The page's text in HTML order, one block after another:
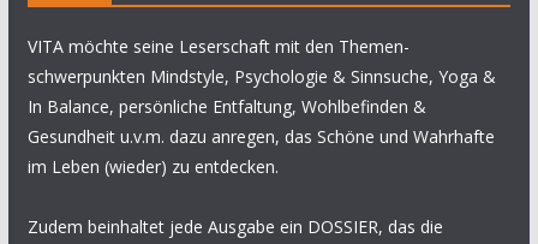
VITA möchte seine Leserschaft mit den Themen-
schwerpunkten Mindstyle, Psychologie & Sinnsuche, Yoga &
In Balance, persönliche Entfaltung, Wohlbefinden &
Gesundheit u.v.m. dazu anregen, das Schöne und Wahrhafte
im Leben (wieder) zu entdecken.
Zudem beinhaltet jede Ausgabe ein DOSSIER, das die